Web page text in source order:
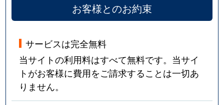
お客様とのお約束
サービスは完全無料
当サイトの利用料はすべて無料です。当サイ
トがお客様に費用をご請求することは一切あ
りません。